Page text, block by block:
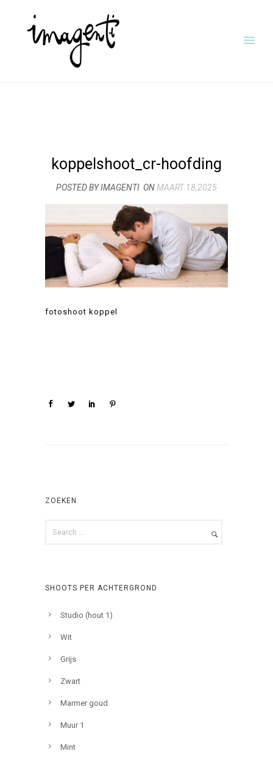
koppelshoot_cr-hoofding
POSTED BY IMAGENTI ONMAART 18,2025
fotoshoot koppel
ZOEKEN
SHOOTS PER ACHTERGROND
Studio (hout 1)
Wit
Grijs
Zwart
Marmer goud
Muur 1
Mint